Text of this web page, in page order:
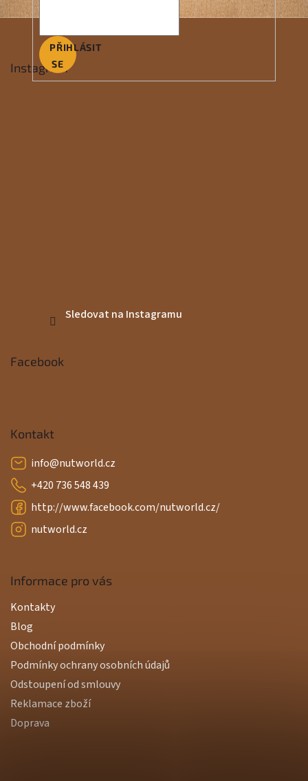
PŘIHLÁSIT
SE
Instagram
Sledovat na Instagramu
Facebook
Kontakt
info@nutworld.cz
+420 736 548 439
http://www.facebook.com/nutworld.cz/
nutworld.cz
Informace pro vás
Kontakty
Blog
Obchodní podmínky
Podmínky ochrany osobních údajů
Odstoupení od smlouvy
Reklamace zboží
Doprava